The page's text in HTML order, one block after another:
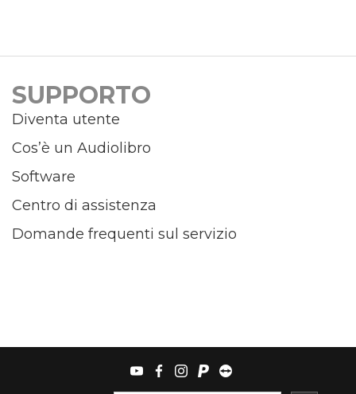
SUPPORTO
Diventa utente
Cos’è un Audiolibro
Software
Centro di assistenza
Domande frequenti sul servizio
youtubefacebook
instagram
paypalteamviewer